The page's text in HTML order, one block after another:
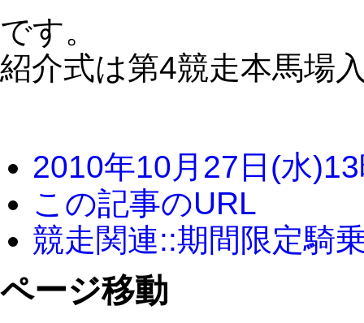
です。
紹介式は第4競走本馬場
2010年10月27日(水
この記事のURL
競走関連::期間限定騎
ページ移動